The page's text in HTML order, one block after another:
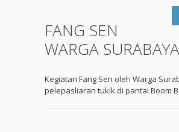
FANG SEN
WARGA SURABAYA
Kegiatan Fang Sen oleh Warga
pelepasliaran tukik di pantai Boom